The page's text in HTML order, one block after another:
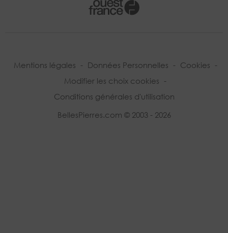
Mentions légales - Données Personnelles - Cookies -
Modifier les choix cookies -
Conditions générales d'utilisation
BellesPierres.com © 2003 - 2026